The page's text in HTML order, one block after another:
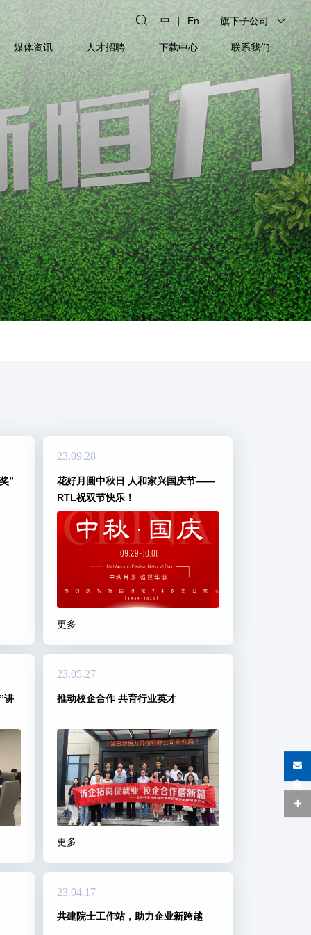
中 En 旗下子公司
媒体资讯 人才招聘 下载中心 联系我们
”
23.09.28
花好月圆中秋日 人和家兴国庆节——
RTL祝双节快乐！
更多
讲
23.05.27
推动校企合作 共育行业英才
更多
23.04.17
共建院士工作站，助力企业新跨越